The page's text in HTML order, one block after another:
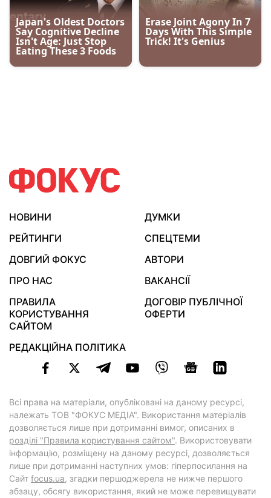
НОВИНИ
ДУМКИ
РЕЙТИНГИ
СПЕЦТЕМИ
ДОВГИЙ ФОКУС
АВТОРИ
ПРО НАС
ВАКАНСІЇ
ПРАВИЛА
КОРИСТУВАННЯ
САЙТОМ
ДОГОВІР ПУБЛІЧНОЇ
ОФЕРТИ
РЕДАКЦІЙНА ПОЛІТИКА
Всі права на матеріали, опубліковані на даному ресурсі,
належать ТОВ "ФОКУС МЕДІА". Використання матеріалів
дозволяється лише при дотриманні вимог, описаних в
розділі "Правила користування сайтом". Використовувати
інформацію, розміщену на даному ресурсі, дозволяється
лише при дотриманні наступних умов: гіперпосилання на
Cайт focus.ua, згадки першоджерела не нижче першого
абзацу, обсягу використання, який не може перевищувати